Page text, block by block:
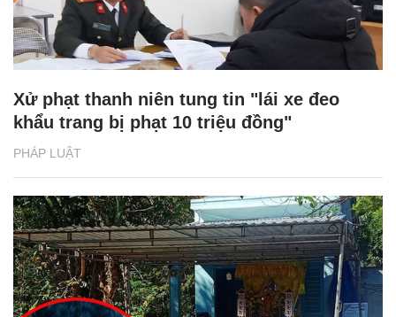
PHÁP LUẬT
Xử phạt thanh niên tung tin "lái xe đeo
khẩu trang bị phạt 10 triệu đồng"